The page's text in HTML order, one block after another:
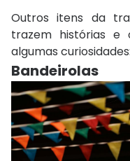
Outros itens da
trazem histórias e
algumas curiosidades:
Bandeirolas